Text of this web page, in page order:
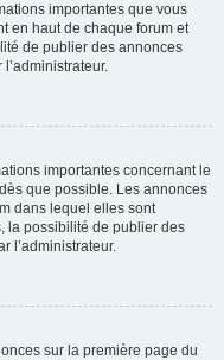
importantes que vous
en haut de chaque forum et
de publier des annonces
importantes concernant le
que possible. Les annonces
dans lequel elles sont
la possibilité de publier des
l’administrateur.
sur la première page du